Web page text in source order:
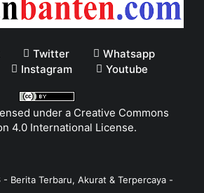
Twitter
Whatsapp
Instagram Youtube
under a Creative Commons
4.0 International License.
- Berita Terbaru, Akurat & Terpercaya -